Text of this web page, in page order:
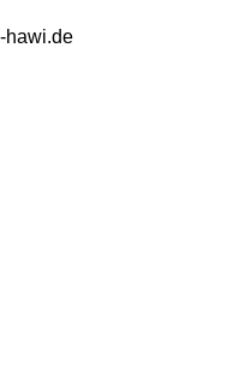
hawi.de